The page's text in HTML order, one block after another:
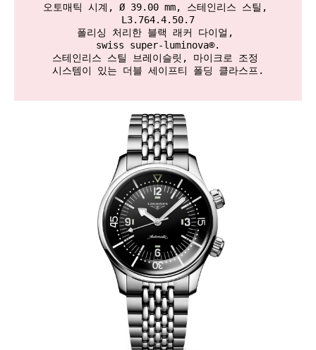
오토매틱 시계, Ø 39.00 mm, 스테인리스 스틸,
L3.764.4.50.7
폴리싱 처리한 블랙 래커 다이얼,
swiss super-luminova®.
스테인리스 스틸 브레이슬릿, 마이크로 조정
시스템이 있는 더블 세이프티 폴딩 클라스프.